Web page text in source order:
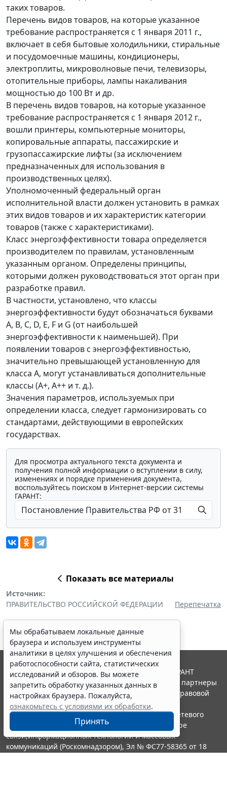
таких товаров.
Перечень видов товаров, на которые указанное
требование распространяется с 1 января 2011 г.,
включает в себя бытовые холодильники, стиральные
и посудомоечные машины, кондиционеры,
электроплиты, микроволновые печи, телевизоры,
отопительные приборы, лампы накаливания
мощностью до 100 Вт и др.
В перечень видов товаров, на которые указанное
требование распространяется с 1 января 2012 г.,
вошли принтеры, компьютерные мониторы,
копировальные аппараты, пассажирские и
грузопассажирские лифты (за исключением
предназначенных для использования в
производственных целях).
Уполномоченный федеральный орган
исполнительной власти должен установить в рамках
этих видов товаров и их характеристик категории
товаров (также с характеристиками).
Класс энергоэффективности товара определяется
производителем по правилам, установленным
указанным органом. Определены принципы,
которыми должен руководствоваться этот орган при
разработке правил.
В частности, установлено, что классы
энергоэффективности будут обозначаться буквами
A, B, C, D, E, F и G (от наибольшей
энергоэффективности к наименьшей). При
появлении товаров с энергоэффективностью,
значительно превышающей установленную для
класса А, могут устанавливаться дополнительные
классы (A+, А++ и т. д.).
Значения параметров, используемых при
определении класса, следует гармонизировать со
стандартами, действующими в европейских
государствах.
Для просмотра актуального текста документа и
получения полной информации о вступлении в силу,
изменениях и порядке применения документа,
воспользуйтесь поиском в Интернет-версии системы
ГАРАНТ:
Показать все материалы
Источник:
ПРАВИТЕЛЬСТВО РОССИЙСКОЙ ФЕДЕРАЦИИ
Перепечатка
Мы обрабатываем локальные данные
браузера и используем инструменты
аналитики в целях улучшения и обеспечения
работоспособности сайта, статистических
исследований и обзоров. Вы можете
запретить обработку указанных данных в
настройках браузера. Пожалуйста,
ознакомьтесь с условиями их обработки.
Принять
© ООО "НПП "ГАРАНТ-СЕРВИС", 2026. Система ГАРАНТ
выпускается с 1990 года. Компания "Гарант" и ее партнеры
являются участниками Российской ассоциации правовой
информации ГАРАНТ.
Портал ГАРАНТ.РУ зарегистрирован в качестве сетевого
издания Федеральной службой по надзору в сфере
связи,информационных технологий и массовых
коммуникаций (Роскомнадзором), Эл № ФС77-58365 от 18